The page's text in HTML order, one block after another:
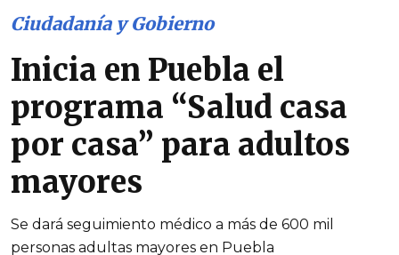
Ciudadanía y Gobierno
Inicia en Puebla el
programa “Salud casa
por casa” para adultos
mayores
Se dará seguimiento médico a más de 600 mil
personas adultas mayores en Puebla